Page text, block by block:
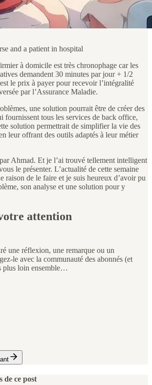
and a patient in hospital
à domicile est très chronophage car les
demandent 30 minutes par jour + 1/2
le prix à payer pour recevoir l’intégralité
par l’Assurance Maladie.
une solution pourrait être de créer des
fournissent tous les services de back office,
solution permettrait de simplifier la vie des
leur offrant des outils adaptés à leur métier
Ahmad. Et je l’ai trouvé tellement intelligent
le présenter. L’actualité de cette semaine
raison de le faire et je suis heureux d’avoir pu
son analyse et une solution pour y
attention
une réflexion, une remarque ou un
le avec la communauté des abonnés (et
plus loin ensemble…
de ce post